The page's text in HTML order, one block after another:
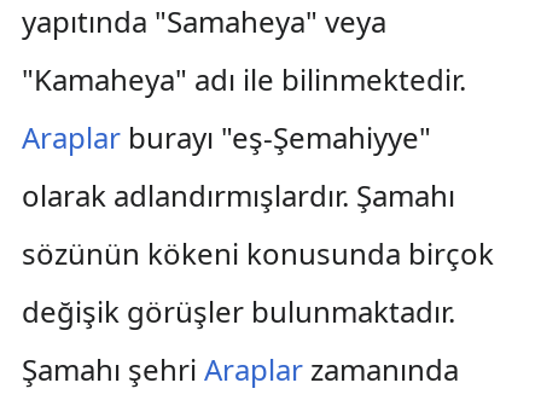
yapıtında "Samaheya" veya
"Kamaheya" adı ile bilinmektedir.
Araplarburayı "eş-Şemahiyye"
olarak adlandırmışlardır. Şamahı
sözünün kökeni konusunda birçok
değişik görüşler bulunmaktadır.
Şamahı şehri Araplarzamanında